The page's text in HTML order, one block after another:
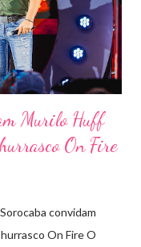
seu compromisso
por 1 kg de alimento
Murilo Huff
On Fire
convidam
On Fire O